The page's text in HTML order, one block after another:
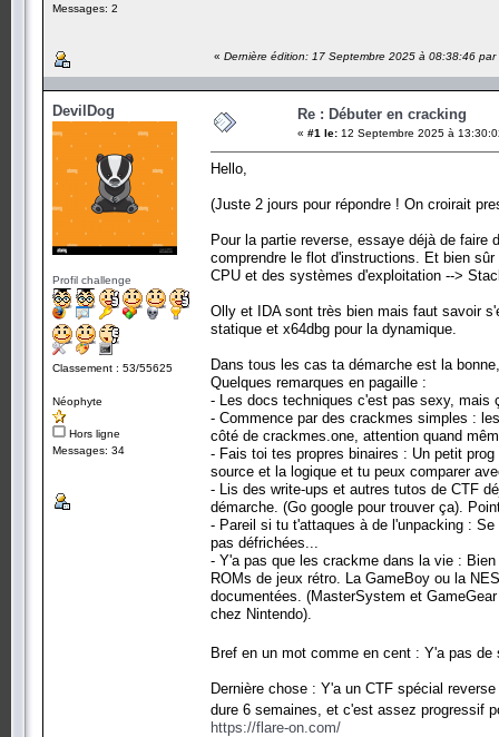
Messages: 2
« Dernière édition: 17 Septembre 2025 à 08:38:46 par
DevilDog
Profil challenge
Classement : 53/55625
Néophyte
Hors ligne
Messages: 34
Re : Débuter en cracking
« #1 le: 12 Septembre 2025 à
Hello,
(Juste 2 jours pour répondre ! On croirait
Pour la partie reverse, essaye déjà de faire
comprendre le flot d'instructions. Et bien
CPU et des systèmes d'exploitation -->
Olly et IDA sont très bien mais faut savoir
statique et x64dbg pour la dynamique.
Dans tous les cas ta démarche est la
Quelques remarques en pagaille :
- Les docs techniques c'est pas sexy, mais
- Commence par des crackmes simples :
côté de crackmes.one, attention quand
- Fais toi tes propres binaires : Un petit
source et la logique et tu peux comparer
- Lis des write-ups et autres tutos de CTF
démarche. (Go google pour trouver ça).
- Pareil si tu t'attaques à de l'unpacking :
pas défrichées...
- Y'a pas que les crackme dans la vie :
ROMs de jeux rétro. La GameBoy ou la
documentées. (MasterSystem et
chez Nintendo).
Bref en un mot comme en cent : Y'a pas
Dernière chose : Y'a un CTF spécial
dure 6 semaines, et c'est assez progressif
https://flare-on.com/